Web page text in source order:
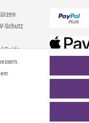
Schutz
Guide